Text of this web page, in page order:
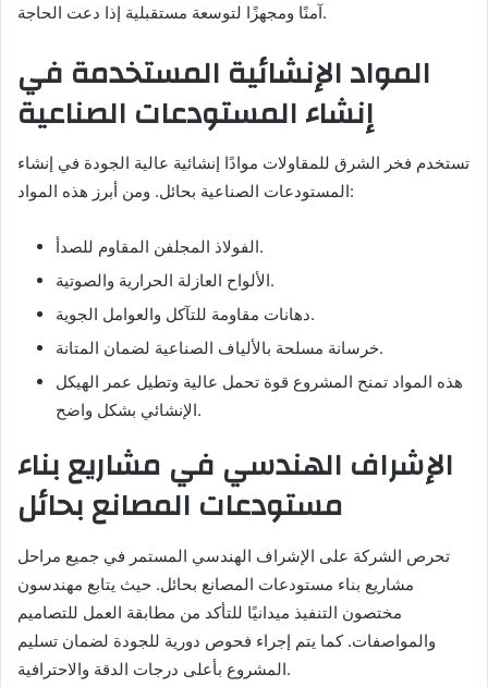
آمنًا ومجهزًا لتوسعة مستقبلية إذا دعت الحاجة.
المواد الإنشائية المستخدمة في
إنشاء المستودعات الصناعية
تستخدم فخر الشرق للمقاولات موادًا إنشائية عالية الجودة في إنشاء
المستودعات الصناعية بحائل. ومن أبرز هذه المواد:
الفولاذ المجلفن المقاوم للصدأ.
الألواح العازلة الحرارية والصوتية.
دهانات مقاومة للتآكل والعوامل الجوية.
خرسانة مسلحة بالألياف الصناعية لضمان المتانة.
هذه المواد تمنح المشروع قوة تحمل عالية وتطيل عمر الهيكل
الإنشائي بشكل واضح.
الإشراف الهندسي في مشاريع بناء
مستودعات المصانع بحائل
تحرص الشركة على الإشراف الهندسي المستمر في جميع مراحل
مشاريع بناء مستودعات المصانع بحائل. حيث يتابع مهندسون
مختصون التنفيذ ميدانيًا للتأكد من مطابقة العمل للتصاميم
والمواصفات. كما يتم إجراء فحوص دورية للجودة لضمان تسليم
المشروع بأعلى درجات الدقة والاحترافية.